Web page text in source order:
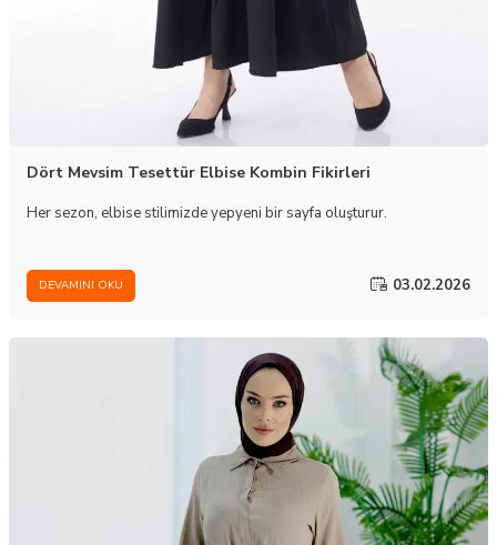
Dört Mevsim Tesettür Elbise Kombin Fikirleri
Her sezon, elbise stilimizde yepyeni bir sayfa oluşturur.
DEVAMINI OKU 03.02.2026